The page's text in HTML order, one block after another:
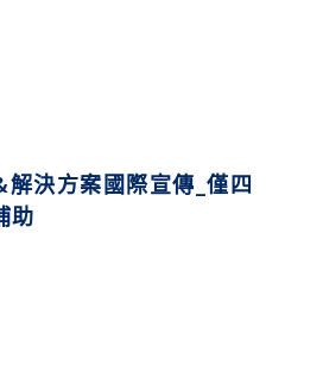
決方案國際宣傳_僅四
助